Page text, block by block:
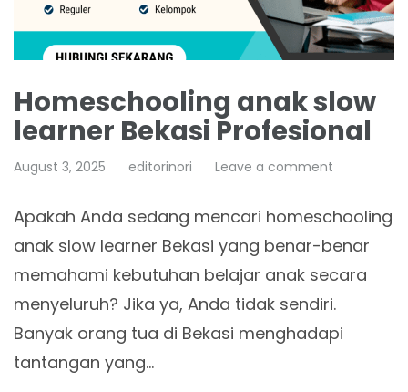
Homeschooling anak slow
learner Bekasi Profesional
August 3, 2025 editorinori Leave a comment
Apakah Anda sedang mencari homeschooling
anak slow learner Bekasi yang benar-benar
memahami kebutuhan belajar anak secara
menyeluruh? Jika ya, Anda tidak sendiri.
Banyak orang tua di Bekasi menghadapi
tantangan yang…